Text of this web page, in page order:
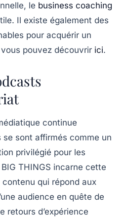
le business coaching
Il existe également des
pour acquérir un
pouvez découvrir ici.
continue
se sont affirmés comme un
privilégié pour les
THINGS incarne cette
qui répond aux
audience en quête de
retours d’expérience